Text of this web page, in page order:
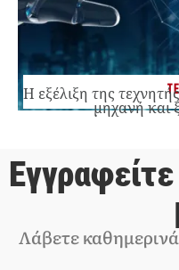
Η εξέλιξη της
μηχανή και
Λάβετε